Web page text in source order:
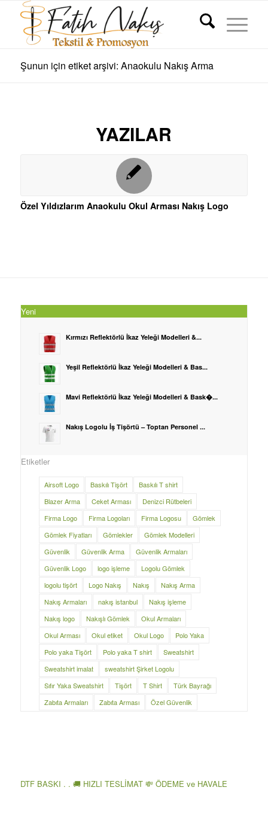
Şunun için etiket arşivi: Anaokulu Nakış Arma
YAZILAR
Özel Yıldızlarım Anaokulu Okul Arması Nakış Logo
Yeni
Kırmızı Reflektörlü İkaz Yeleği Modelleri &...
Yeşil Reflektörlü İkaz Yeleği Modelleri & Bas...
Mavi Reflektörlü İkaz Yeleği Modelleri & Bask�...
Nakış Logolu İş Tişörtü – Toptan Personel ...
Etiketler
Airsoft Logo Baskılı Tişört
Baskılı T shirt
Blazer Arma
Ceket Arması
Denizci Rütbeleri
Firma Logo
Firma Logoları Firma Logosu
Gömlek
Gömlek Fiyatları
Gömlekler
Gömlek Modelleri
Güvenlik
Güvenlik Arma
Güvenlik Armaları
Güvenlik Logo
logo işleme
Logolu Gömlek
logolu tişört
Logo Nakış Nakış
Nakış Arma
Nakış Armaları
nakış istanbul
Nakış işleme
Nakış logo
Nakışlı Gömlek
Okul Armaları
Okul Arması
Okul etiket Okul Logo
Polo Yaka
Polo yaka Tişört
Polo yaka T shirt
Sweatshirt
Sweatshirt imalat
sweatshirt Şirket Logolu
Sıfır Yaka Sweatshirt
Tişört T Shirt
Türk Bayrağı
Zabıta Armaları
Zabıta Arması Özel Güvenlik
DTF BASKI . . 🚚 HIZLI TESLİMAT 💸 ÖDEME ve HAVALE